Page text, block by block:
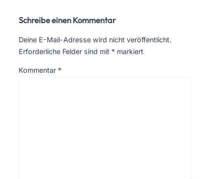
Schreibe einen Kommentar
Deine E-Mail-Adresse wird nicht veröffentlicht.
Erforderliche Felder sind mit * markiert
Kommentar *